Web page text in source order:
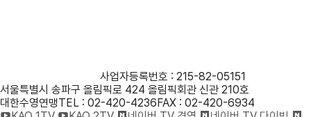
사업자등록번호 : 215-82-05151
서울특별시 송파구 올림픽로 424 올림픽회관 신관 210호
대한수영연맹TEL : 02-420-4236FAX : 02-420-6934